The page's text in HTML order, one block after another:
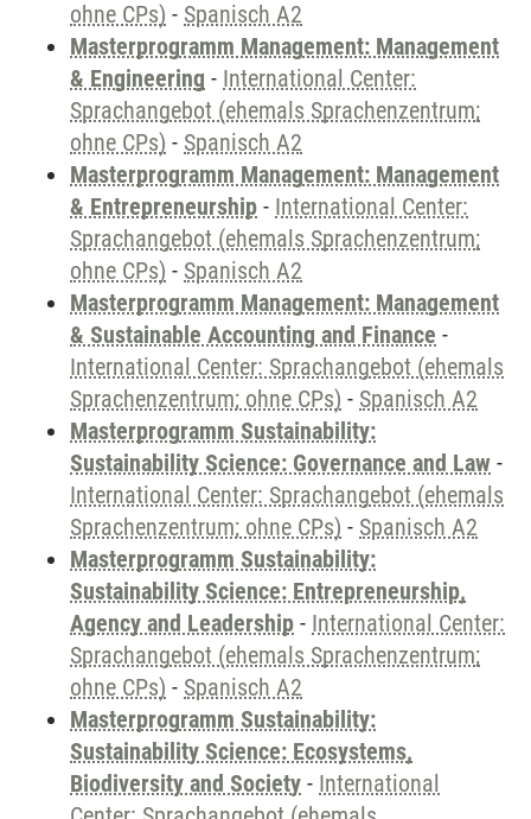
ohne CPs) - Spanisch A2
Masterprogramm Management: Management
& Engineering - International Center:
Sprachangebot (ehemals Sprachenzentrum;
ohne CPs) - Spanisch A2
Masterprogramm Management: Management
& Entrepreneurship - International Center:
Sprachangebot (ehemals Sprachenzentrum;
ohne CPs) - Spanisch A2
Masterprogramm Management: Management
& Sustainable Accounting and Finance -
International Center: Sprachangebot (ehemals
Sprachenzentrum; ohne CPs) - Spanisch A2
Masterprogramm Sustainability:
Sustainability Science: Governance and Law -
International Center: Sprachangebot (ehemals
Sprachenzentrum; ohne CPs) - Spanisch A2
Masterprogramm Sustainability:
Sustainability Science: Entrepreneurship,
Agency and Leadership - International Center:
Sprachangebot (ehemals Sprachenzentrum;
ohne CPs) - Spanisch A2
Masterprogramm Sustainability:
Sustainability Science: Ecosystems,
Biodiversity and Society - International